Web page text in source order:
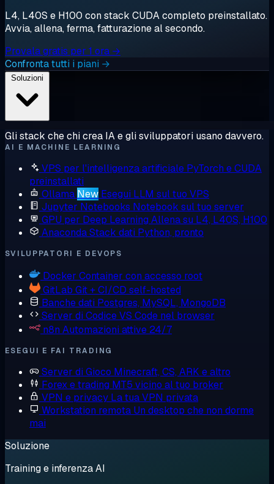
L4, L40S e H100 con stack CUDA completo preinstallato.
Avvia, allena, ferma, fatturazione al secondo.
Provala gratis per 1 ora →
Confronta tutti i piani →
Gli stack che chi crea IA e gli sviluppatori usano davvero.
AI E MACHINE LEARNING
VPS per l'intelligenza artificiale PyTorch e CUDA
preinstallati
Ollama New Esegui LLM sul tuo VPS
Jupyter Notebooks Notebook sul tuo server
GPU per Deep Learning Allena su L4, L40S, H100
AnacondaStack dati Python, pronto
SVILUPPATORI E DEVOPS
Docker Container con accesso root
GitLab Git + CI/CD self-hosted
Banche dati Postgres, MySQL, MongoDB
Server di CodiceVS Code nel browser
n8n Automazioni attive 24/7
ESEGUI E FAI TRADING
Server di Gioco Minecraft, CS, ARK e altro
Forex e trading MT5 vicino al tuo broker
VPN e privacy La tua VPN privata
Workstation remota Un desktop che non dorme
mai
Soluzione
Training e inferenza AI